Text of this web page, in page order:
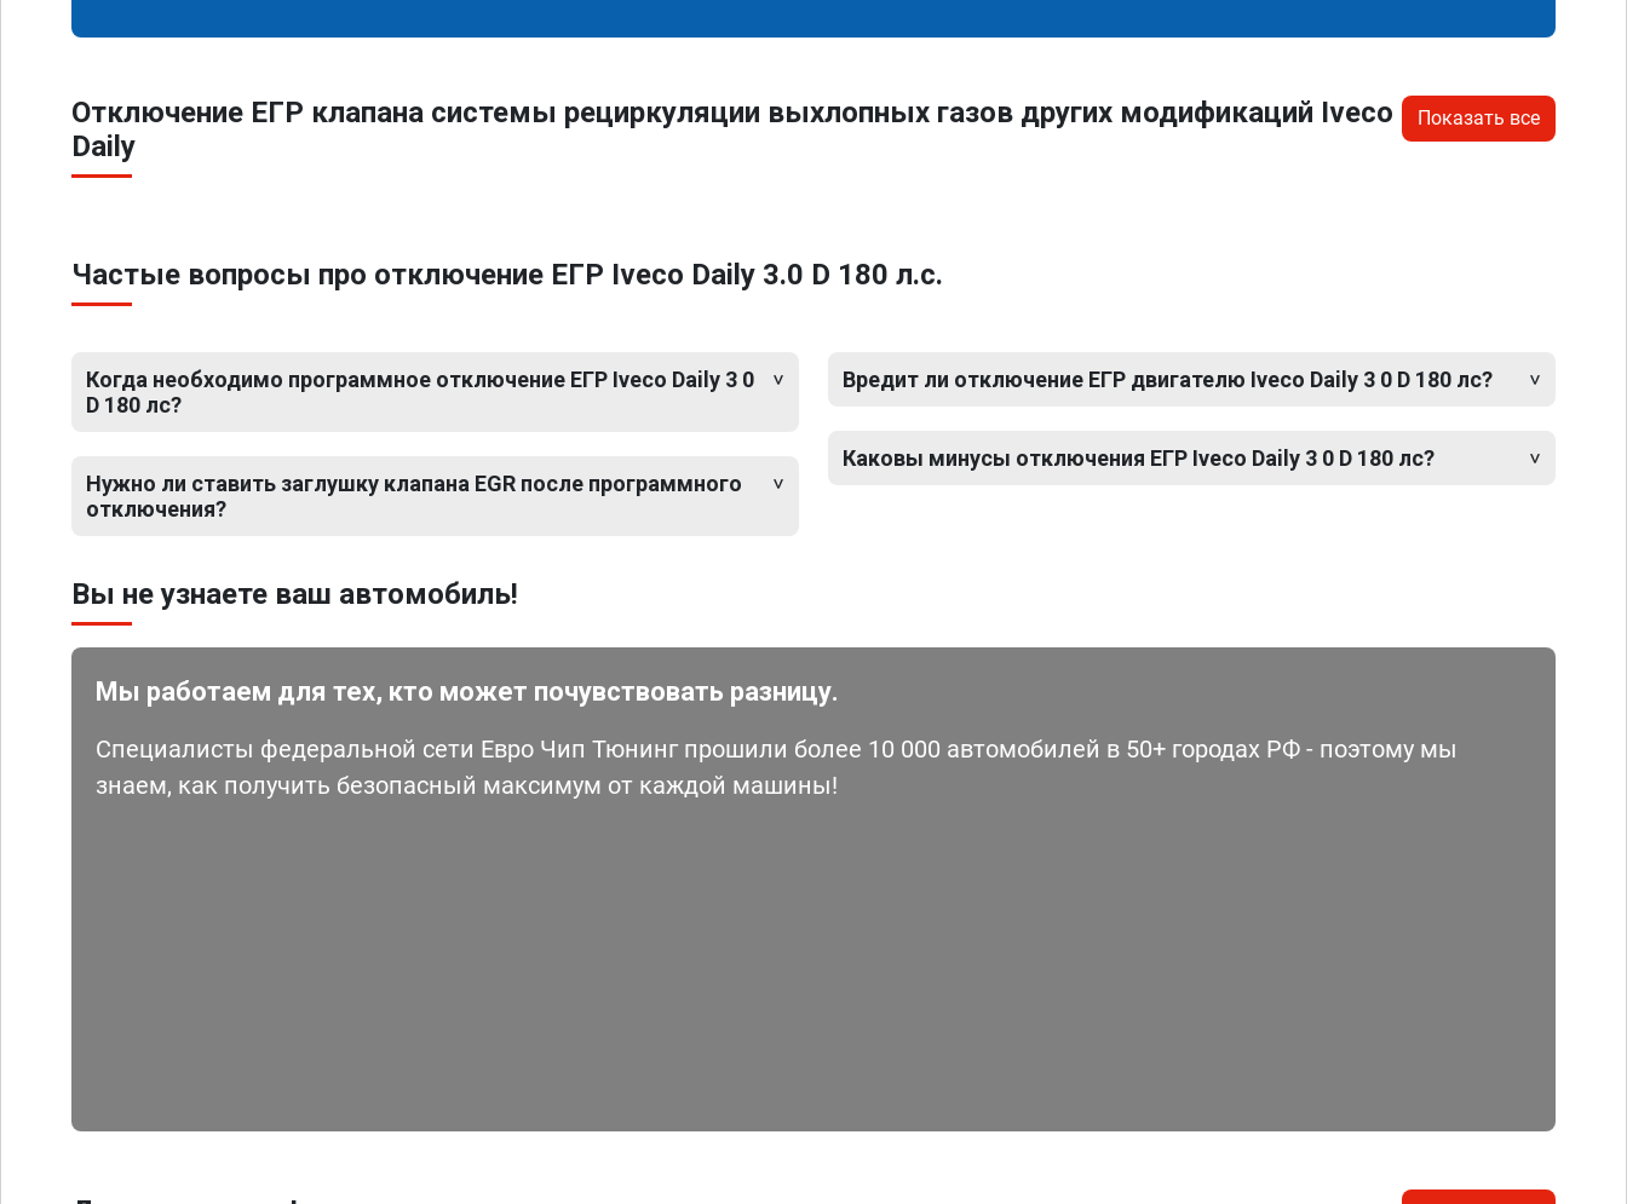
Отключение ЕГР клапана системы рециркуляции выхлопных газов других модификаций Iveco
Daily
Показать все
Частые вопросы про отключение ЕГР Iveco Daily 3.0 D 180 л.с.
Когда необходимо программное отключение ЕГР Iveco Daily 3 0
D 180 лс?
Нужно ли ставить заглушку клапана EGR после программного
отключения?
Вредит ли отключение ЕГР двигателю Iveco Daily 3 0 D 180 лс?
Каковы минусы отключения ЕГР Iveco Daily 3 0 D 180 лс?
Вы не узнаете ваш автомобиль!
Мы работаем для тех, кто может почувствовать разницу.
Специалисты федеральной сети Евро Чип Тюнинг прошили более 10 000 автомобилей в 50+ городах РФ - поэтому мы
знаем, как получить безопасный максимум от каждой машины!